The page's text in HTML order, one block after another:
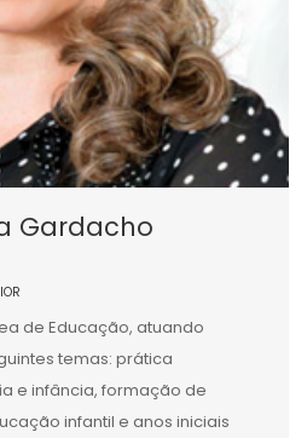
Gardacho
de Educação, atuando
temas: prática
e infância, formação de
infantil e anos iniciais